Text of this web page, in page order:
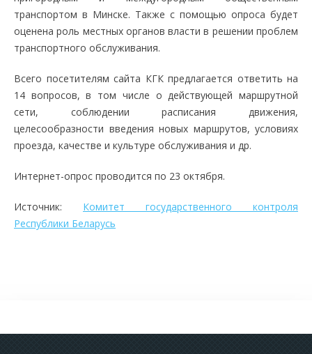
транспортом в Минске. Также с помощью опроса будет
оценена роль местных органов власти в решении проблем
транспортного обслуживания.
Всего посетителям сайта КГК предлагается ответить на
14 вопросов, в том числе о действующей маршрутной
сети, соблюдении расписания движения,
целесообразности введения новых маршрутов, условиях
проезда, качестве и культуре обслуживания и др.
Интернет-опрос проводится по 23 октября.
Источник: Комитет государственного контроля
Республики Беларусь